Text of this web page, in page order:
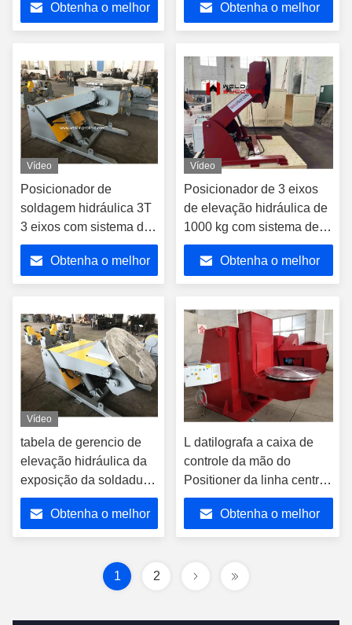
de controle elétrico
Obtenha o melhor
mm
Obtenha o melhor
Vídeo
Posicionador de
soldagem hidráulica 3T
3 eixos com sistema de
controle elétrico
Obtenha o melhor
Vídeo
Posicionador de 3 eixos
de elevação hidráulica de
1000 kg com sistema de
controle elétrico
Obtenha o melhor
Vídeo
tabela de gerencio de
elevação hidráulica da
exposição da soldadura
5T com controle remoto
da mãoObtenha o melhor
L datilografa a caixa de
controle da mão do
Positioner da linha central
da tabela 3 da volta da
soldadura para a
soldadura automática
Obtenha o melhor
1 2